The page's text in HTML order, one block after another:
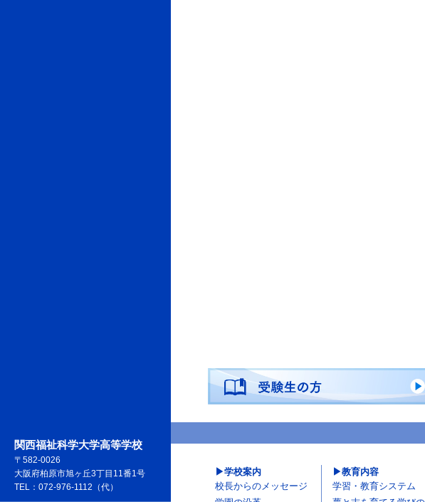
関西福祉科学大学高等学校
〒582-0026
大阪府柏原市旭ヶ丘3丁目11番1号
TEL：072-976-1112（代）
学校案内
校長からのメッセージ
教育内容
学習・教育システム